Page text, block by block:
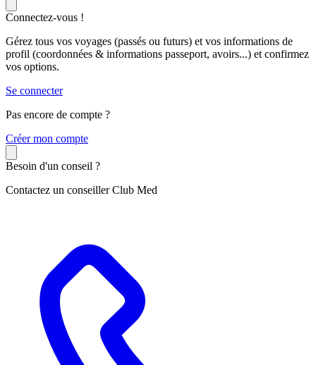
Connectez-vous !
Gérez tous vos voyages (passés ou futurs) et vos informations de
profil (coordonnées & informations passeport, avoirs...) et confirmez
vos options.
Se connecter
Pas encore de compte ?
Créer mon compte
Besoin d'un conseil ?
Contactez un conseiller Club Med